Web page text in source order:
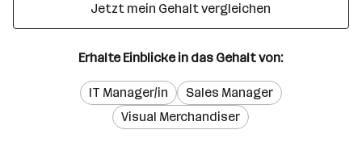
Jetzt mein Gehalt vergleichen
Erhalte Einblicke in das Gehalt von:
IT Manager/in
Sales Manager
Visual Merchandiser